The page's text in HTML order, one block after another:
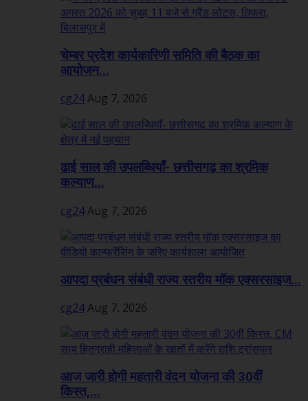
चेम्बर प्रदेश कार्यकारिणी समिति की बैठक का
आयोजन...
cg24Aug 7, 2026
ढाई साल की उपलब्धियाँ- छत्तीसगढ़ का श्रमिक
कल्याण...
cg24Aug 7, 2026
आपदा प्रबंधन संबंधी राज्य स्तरीय मॉक एक्सरसाइज...
cg24Aug 7, 2026
आज जारी होगी महतारी वंदन योजना की 30वीं
किस्त,...